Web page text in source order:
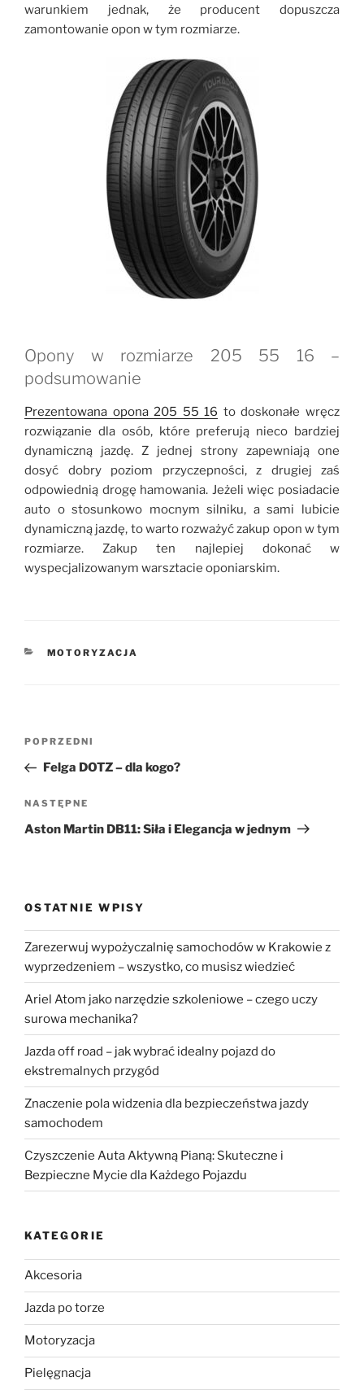
warunkiem jednak, że producent dopuszcza
zamontowanie opon w tym rozmiarze.
Opony w rozmiarze 205 55 16 –
podsumowanie
Prezentowana opona 205 55 16 to doskonałe wręcz
rozwiązanie dla osób, które preferują nieco bardziej
dynamiczną jazdę. Z jednej strony zapewniają one
dosyć dobry poziom przyczepności, z drugiej zaś
odpowiednią drogę hamowania. Jeżeli więc posiadacie
auto o stosunkowo mocnym silniku, a sami lubicie
dynamiczną jazdę, to warto rozważyć zakup opon w tym
rozmiarze. Zakup ten najlepiej dokonać w
wyspecjalizowanym warsztacie oponiarskim.
KATEGORIE
MOTORYZACJA
Nawigacja
Poprzedni
wpis
POPRZEDNI
Felga DOTZ – dla kogo?
Następny
wpis
NASTĘPNE
Aston Martin DB11: Siła i Elegancja w jednym
OSTATNIE WPISY
Zarezerwuj wypożyczalnię samochodów w Krakowie z
wyprzedzeniem – wszystko, co musisz wiedzieć
Ariel Atom jako narzędzie szkoleniowe – czego uczy
surowa mechanika?
Jazda off road – jak wybrać idealny pojazd do
ekstremalnych przygód
Znaczenie pola widzenia dla bezpieczeństwa jazdy
samochodem
Czyszczenie Auta Aktywną Pianą: Skuteczne i
Bezpieczne Mycie dla Każdego Pojazdu
KATEGORIE
Akcesoria
Jazda po torze
Motoryzacja
Pielęgnacja